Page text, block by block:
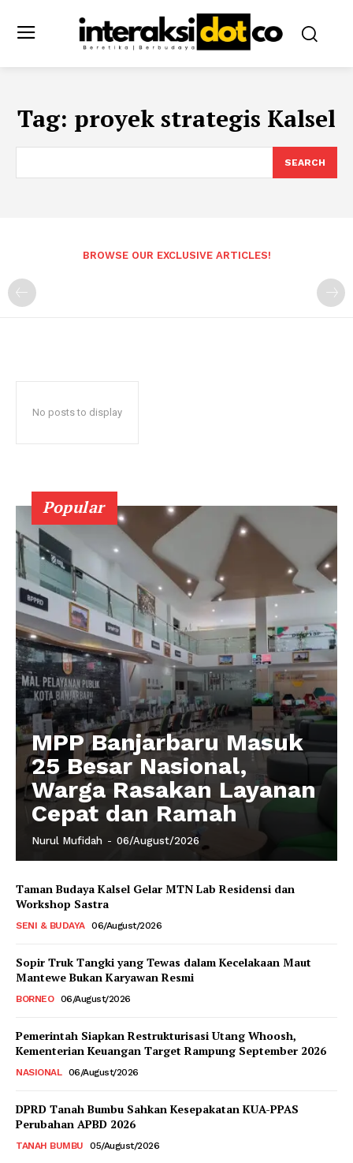
Tag: proyek strategis Kalsel
SEARCH
BROWSE OUR EXCLUSIVE ARTICLES!
No posts to display
Popular
MPP Banjarbaru Masuk
25 Besar Nasional,
Warga Rasakan Layanan
Cepat dan Ramah
Nurul Mufidah - 06/August/2026
Taman Budaya Kalsel Gelar MTN Lab Residensi dan
Workshop Sastra
SENI & BUDAYA 06/August/2026
Sopir Truk Tangki yang Tewas dalam Kecelakaan Maut
Mantewe Bukan Karyawan Resmi
BORNEO 06/August/2026
Pemerintah Siapkan Restrukturisasi Utang Whoosh,
Kementerian Keuangan Target Rampung September 2026
NASIONAL 06/August/2026
DPRD Tanah Bumbu Sahkan Kesepakatan KUA-PPAS
Perubahan APBD 2026
TANAH BUMBU 05/August/2026